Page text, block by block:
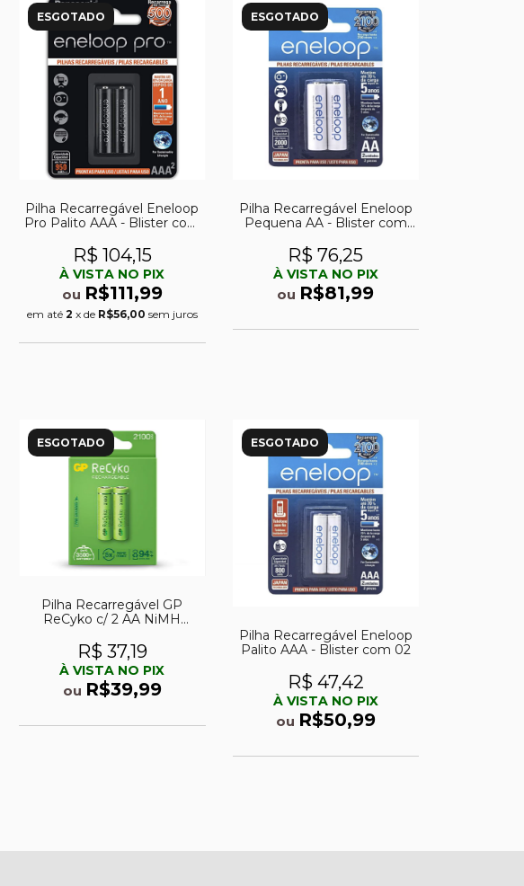
ESGOTADO
Pilha Recarregável Eneloop
Pro Palito AAA - Blister com
R$ 104,15
À VISTA NO PIX
ou R$111,99
em até 2 x de R$56,00 sem juros
ESGOTADO
Pilha Recarregável Eneloop
Pequena AA - Blister com
R$ 76,25
À VISTA NO PIX
ou R$81,99
ESGOTADO
Pilha Recarregável GP
ReCyko c/ 2 AA NiMH
R$ 37,19
À VISTA NO PIX
ou R$39,99
ESGOTADO
Pilha Recarregável Eneloop
Palito AAA - Blister com 02
R$ 47,42
À VISTA NO PIX
ou R$50,99